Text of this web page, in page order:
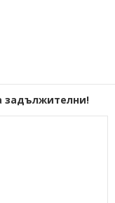
задължителни!